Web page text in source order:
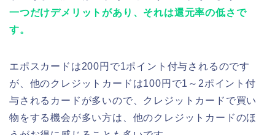
一つだけデメリットがあり、それは還元率の低さで
す。
エポスカードは200円で1ポイント付与されるのです
が、他のクレジットカードは100円で1～2ポイント付
与されるカードが多いので、クレジットカードで買い
物をする機会が多い方は、他のクレジットカードのほ